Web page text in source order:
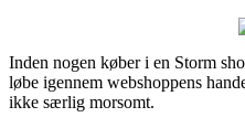
Inden nogen køber i en Storm
løbe igennem webshoppens
ikke særlig morsomt.